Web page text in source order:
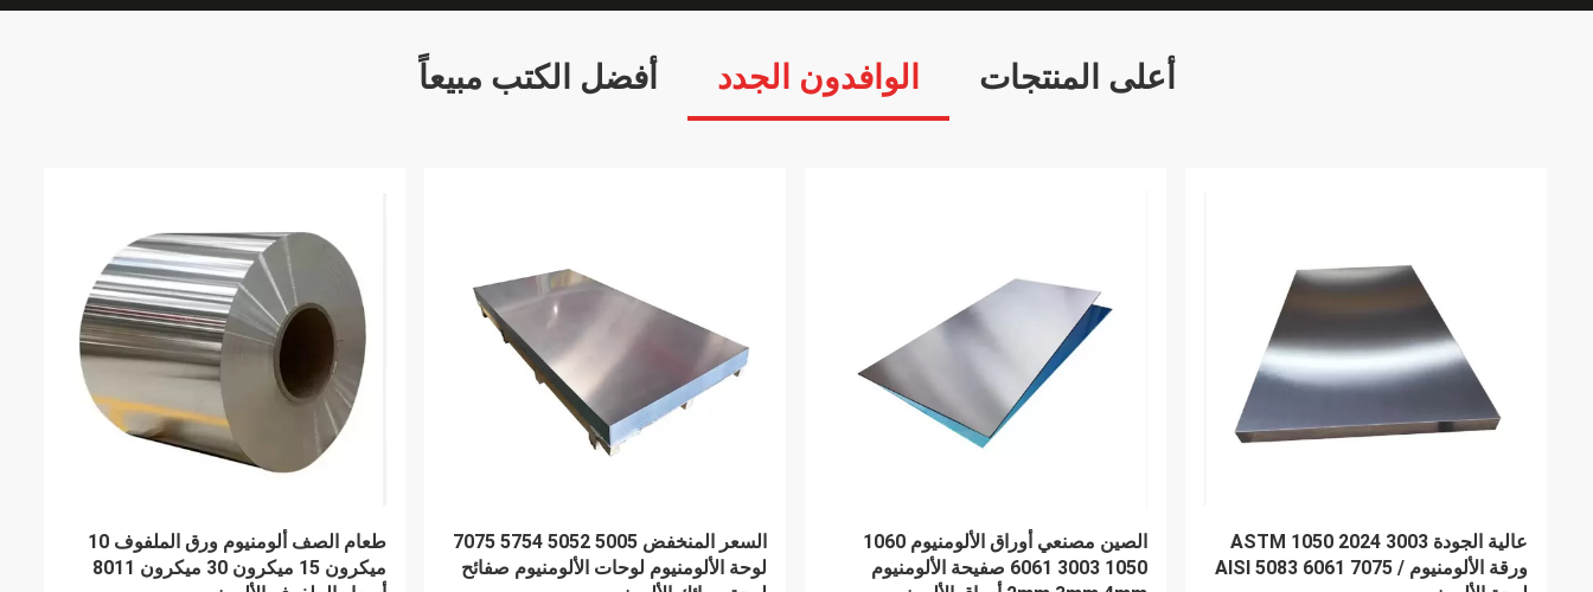
أعلى المنتجات الوافدون الجدد أفضل الكتب مبيعاً
مواد البناء تصلب 201304316430 الفولاذ
المقاوم للصدأ لوحة مسطحة مخزون
1mm 3mm نحى الفولاذ المقاوم للصدأ
ورقة المدرفلة على البارد الصف 310s
لفائف الفولاذ المقاوم للصدأ ASTM
SUS304 304L ، لفائف الصلب المدرفلة
1.6mm قطاع الفولاذ المقاوم للصدأ
1mm-500mm العرض حسب الطلب